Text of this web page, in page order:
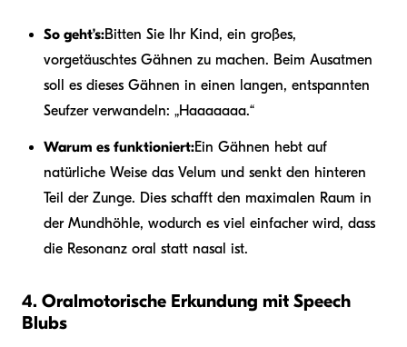
So geht’s:Bitten Sie Ihr Kind, ein großes,
vorgetäuschtes Gähnen zu machen. Beim Ausatmen
soll es dieses Gähnen in einen langen, entspannten
Seufzer verwandeln: „Haaaaaaa.“
Warum es funktioniert:Ein Gähnen hebt auf
natürliche Weise das Velum und senkt den hinteren
Teil der Zunge. Dies schafft den maximalen Raum in
der Mundhöhle, wodurch es viel einfacher wird, dass
die Resonanz oral statt nasal ist.
4. Oralmotorische Erkundung mit Speech
Blubs